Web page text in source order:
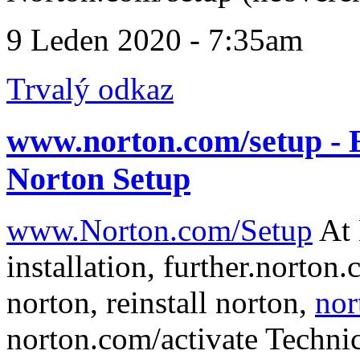
9 Leden 2020 - 7:35am
Trvalý odkaz
www.norton.com/setup -
Norton Setup
www.Norton.com/Setup At
installation,
norton, reinstall norton,
norton.com/activate